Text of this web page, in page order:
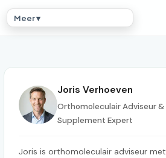
Meer ▾
Joris Verhoeven
Orthomoleculair Adviseur &
Supplement Expert
Joris is orthomoleculair adviseur met